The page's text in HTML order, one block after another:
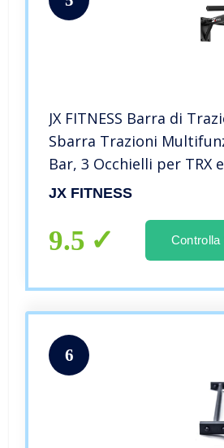
JX FITNESS Barra di
Sbarra Trazioni
Bar, 3 Occhielli per TRX
Box, Barra Fitness
JX FITNESS
9.5
6